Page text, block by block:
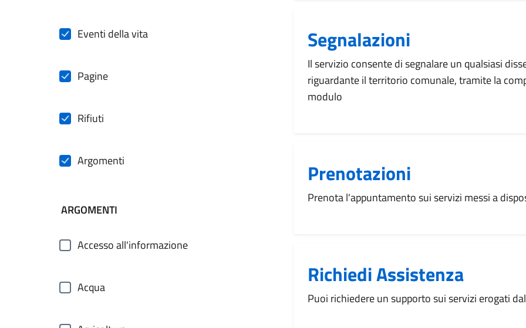
Eventi della vita
Pagine
Rifiuti
Argomenti
ARGOMENTI
Accesso all'informazione
Acqua
Segnalazioni
Il servizio consente di segnalare un qualsiasi
riguardante il territorio comunale, tramite la
modulo
Prenotazioni
Prenota l'appuntamento sui servizi messi a
Richiedi Assistenza
Puoi richiedere un supporto sui servizi erogati